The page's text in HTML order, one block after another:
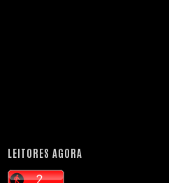
LEITORES AGORA